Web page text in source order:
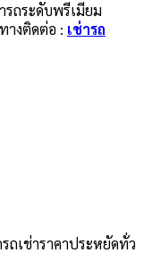
รถระดับพรีเมียม
างติดต่อ : เช่ารถ
ถเช่าราคาประหยัดทั่ว